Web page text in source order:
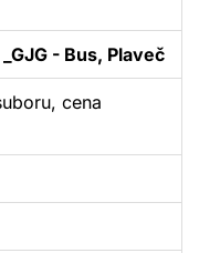
- Bus, Plaveč
cena